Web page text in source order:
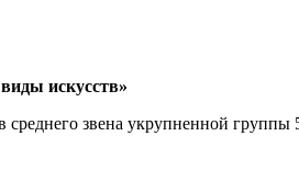
искусств»
звена укрупненной группы